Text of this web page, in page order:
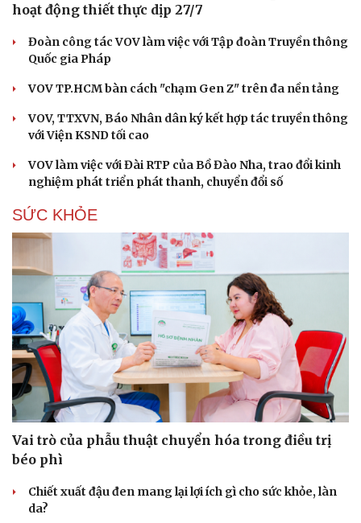
hoạt động thiết thực dịp 27/7
Đoàn công tác VOV làm việc với Tập đoàn Truyền thông
Quốc gia Pháp
VOV TP.HCM bàn cách "chạm Gen Z" trên đa nền tảng
VOV, TTXVN, Báo Nhân dân ký kết hợp tác truyền thông
với Viện KSND tối cao
VOV làm việc với Đài RTP của Bồ Đào Nha, trao đổi kinh
nghiệm phát triển phát thanh, chuyển đổi số
SỨC KHỎE
Vai trò của phẫu thuật chuyển hóa trong điều trị
béo phì
Chiết xuất đậu đen mang lại lợi ích gì cho sức khỏe, làn
da?